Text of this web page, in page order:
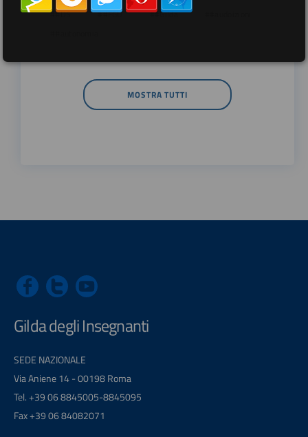
##DS ##FGU ##Gilda
MOSTRA TUTTI
Gilda degli Insegnanti
SEDE NAZIONALE
Via Aniene 14 - 00198 Roma
Tel. +39 06 8845005-8845095
Fax +39 06 84082071